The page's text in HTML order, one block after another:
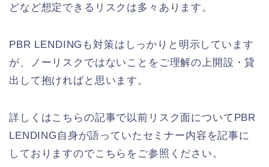
どなど想定できるリスクは多々あります。
PBR LENDINGも対策はしっかりと明示しています
が、ノーリスクではないことをご理解の上開設・貸
出して抱ければと思います。
詳しくはこちらの記事で以前リスク面についてPBR
LENDING自身が語っていたセミナー内容を記事に
しておりますのでこちらをご参照ください。